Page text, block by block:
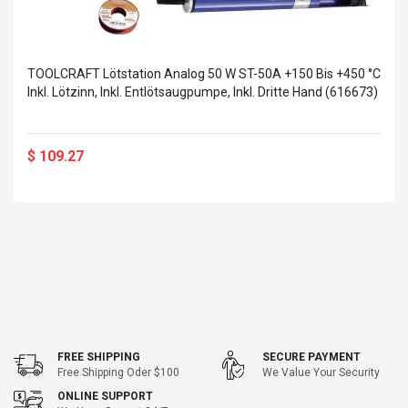
TOOLCRAFT Lötstation Analog 50 W ST-50A +150 Bis +450 °C
Inkl. Lötzinn, Inkl. Entlötsaugpumpe, Inkl. Dritte Hand (616673)
$ 109.27
FREE SHIPPING
Free Shipping Oder $100
SECURE PAYMENT
We Value Your Security
ONLINE SUPPORT